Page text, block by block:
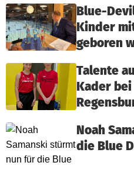
Blue-
Kinder
geboren
Talente
Kader
Noah
die Blue